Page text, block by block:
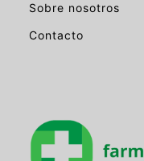
Sobre nosotros
Contacto